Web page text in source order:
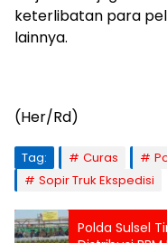
keterlibatan para
lainnya.
(Her/Rd)
Tag: Curas
Sopir Truk Ekspedisi
Polda Sulsel